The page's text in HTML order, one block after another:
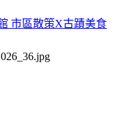
市區散策X古蹟美食